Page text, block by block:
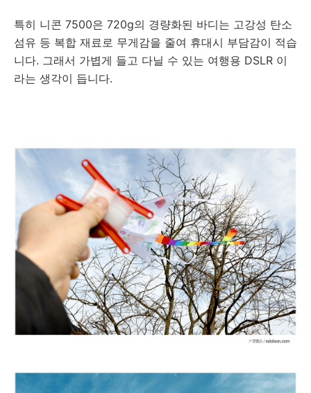
특히 니콘 7500은 720g의 경량화된 바디는 고강성 탄소
섬유 등 복합 재료로 무게감을 줄여 휴대시 부담감이 적습
니다. 그래서 가볍게 들고 다닐 수 있는 여행용 DSLR 이
라는 생각이 듭니다.